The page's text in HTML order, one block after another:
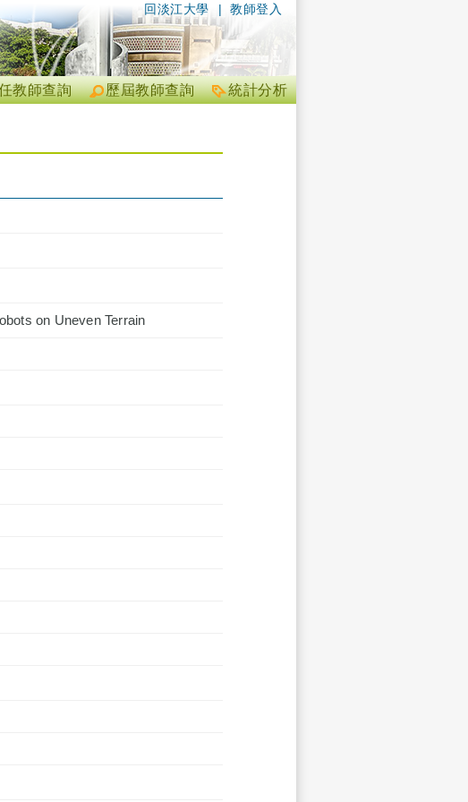
| 教師登入
回淡江大學
統計分析
歷屆教師查詢
教師查詢
on Uneven Terrain